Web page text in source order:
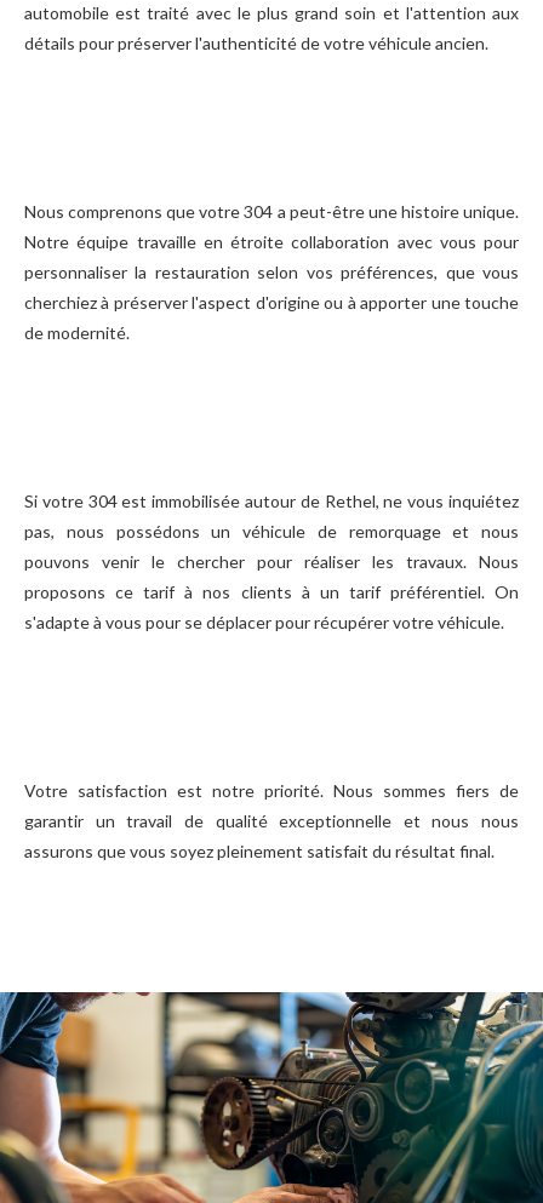
automobile est traité avec le plus grand soin et l'attention aux
détails pour préserver l'authenticité de votre véhicule ancien.
Nous comprenons que votre 304 a peut-être une histoire unique.
Notre équipe travaille en étroite collaboration avec vous pour
personnaliser la restauration selon vos préférences, que vous
cherchiez à préserver l'aspect d'origine ou à apporter une touche
de modernité.
Si votre 304 est immobilisée autour de Rethel, ne vous inquiétez
pas, nous possédons un véhicule de remorquage et nous
pouvons venir le chercher pour réaliser les travaux. Nous
proposons ce tarif à nos clients à un tarif préférentiel. On
s'adapte à vous pour se déplacer pour récupérer votre véhicule.
Votre satisfaction est notre priorité. Nous sommes fiers de
garantir un travail de qualité exceptionnelle et nous nous
assurons que vous soyez pleinement satisfait du résultat final.